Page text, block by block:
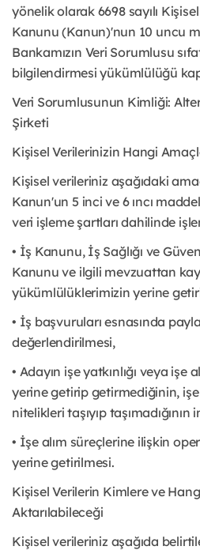
yönelik olarak 6698 sayılı
Kanunu (Kanun)'nun 10 uncu
Bankamızın Veri Sorumlusu
bilgilendirmesi yükümlülüğü
Veri Sorumlusunun Kimliği:
Şirketi
Kişisel Verilerinizin Hangi
Kişisel verileriniz aşağıdaki
Kanun'un 5 inci ve 6 ıncı
veri işleme şartları dahilinde
• İş Kanunu, İş Sağlığı ve
Kanunu ve ilgili mevzuattan
yükümlülüklerimizin yerine
• İş başvuruları esnasında
değerlendirilmesi,
• Adayın işe yatkınlığı veya işe
yerine getirip getirmediğinin,
nitelikleri taşıyıp
• İşe alım süreçlerine ilişkin
yerine getirilmesi.
Kişisel Verilerin Kimlere ve
Aktarılabileceği
Kişisel verileriniz aşağıda